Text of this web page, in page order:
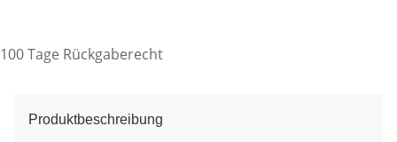
100 Tage Rückgaberecht
Produktbeschreibung